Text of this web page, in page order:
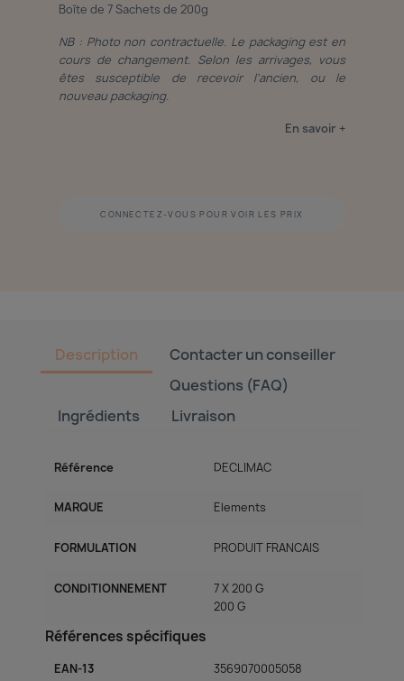
Boîte de 7 Sachets de 200g
NB : Photo non contractuelle. Le packaging est en
cours de changement. Selon les arrivages, vous
êtes susceptible de recevoir l'ancien, ou le
nouveau packaging.
En savoir +
CONNECTEZ-VOUS POUR VOIR LES PRIX
Description
Contacter un conseiller
Questions (FAQ)
Ingrédients
Livraison
Référence DECLIMAC
MARQUE Elements
FORMULATION PRODUIT FRANCAIS
CONDITIONNEMENT
7 X 200 G
200 G
Références spécifiques
EAN-13 3569070005058